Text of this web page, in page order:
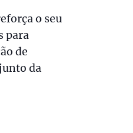
o seu
para
de
da